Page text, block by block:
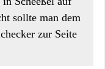
sollte man dem
zur Seite